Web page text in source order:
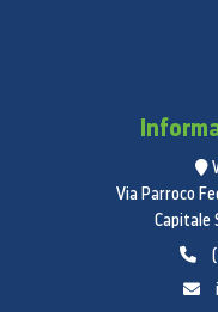
Via Parroco
Capitale